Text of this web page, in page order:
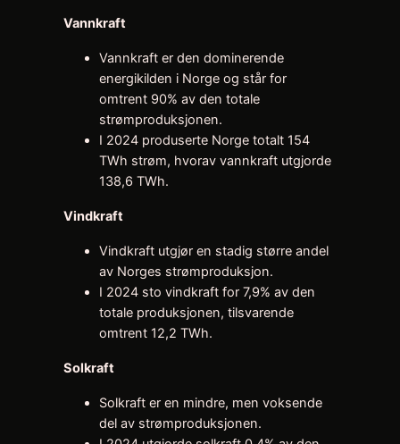
Vannkraft
Vannkraft er den dominerende
energikilden i Norge og står for
omtrent 90% av den totale
strømproduksjonen.
I 2024 produserte Norge totalt 154
TWh strøm, hvorav vannkraft utgjorde
138,6 TWh.
Vindkraft
Vindkraft utgjør en stadig større andel
av Norges strømproduksjon.
I 2024 sto vindkraft for 7,9% av den
totale produksjonen, tilsvarende
omtrent 12,2 TWh.
Solkraft
Solkraft er en mindre, men voksende
del av strømproduksjonen.